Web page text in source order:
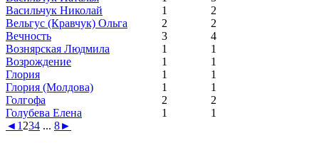
Васильчук Николай
1
2
Вельгус (Кравчук) Ольга
2
2
Вечность
3
4
Вознярская Людмила
1
1
Возрождение
1
1
Глория
1
1
Глория (Молдова)
1
1
Голгофа
2
2
Голубева Елена
1
1
◄ 1 234 ... 8►